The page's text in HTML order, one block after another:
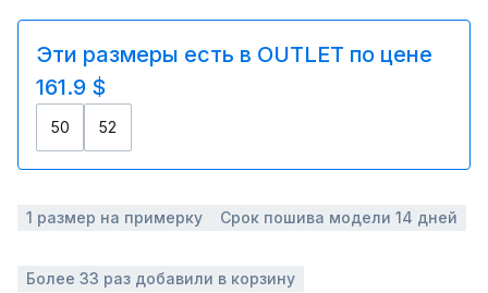
Эти размеры есть в OUTLET по цене
161.9 $
50 52
1 размер на примерку Срок пошива модели 14 дней
Более 33 раз добавили в корзину